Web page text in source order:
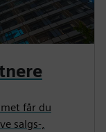
får du
salgs-,